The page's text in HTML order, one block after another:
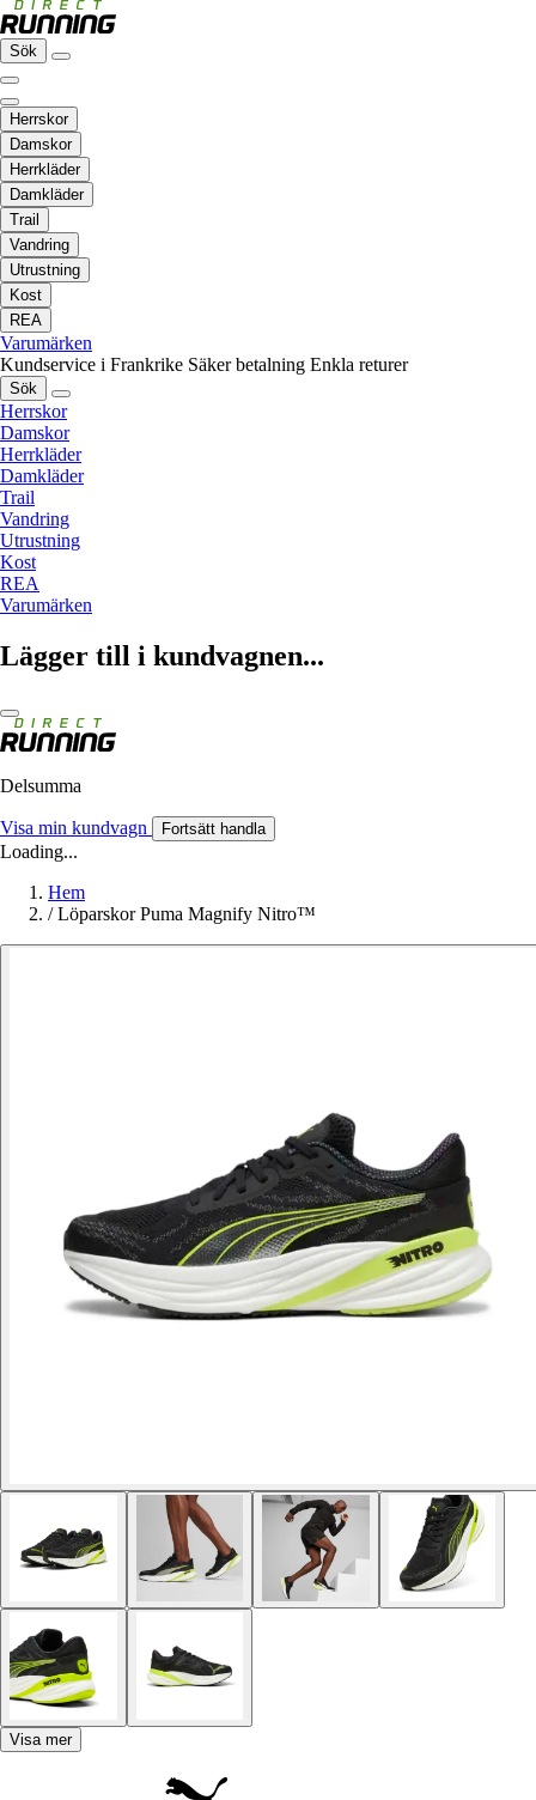
Sök
Herrskor
Damskor
Herrkläder
Damkläder
Trail
Vandring
Utrustning
Kost
REA
Varumärken
Kundservice i Frankrike Säker betalning Enkla returer
Sök
Herrskor
Damskor
Herrkläder
Damkläder
Trail
Vandring
Utrustning
Kost
REA
Varumärken
Lägger till i kundvagnen...
Delsumma
Visa min kundvagn Fortsätt handla
Loading...
Hem
/ Löparskor Puma Magnify Nitro™
Visa mer